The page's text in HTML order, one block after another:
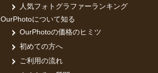
人気フォトグラファーランキング
OurPhotoについて知る
OurPhotoの価格のヒミツ
初めての方へ
ご利用の流れ